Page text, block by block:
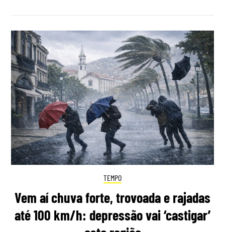
TEMPO
Vem aí chuva forte, trovoada e rajadas
até 100 km/h: depressão vai ‘castigar’